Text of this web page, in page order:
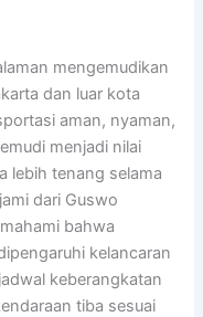
mengemudikan
dan luar kota
aman, nyaman,
menjadi nilai
lebih tenang selama
dari Guswo
bahwa
kelancaran
keberangkatan
tiba sesuai